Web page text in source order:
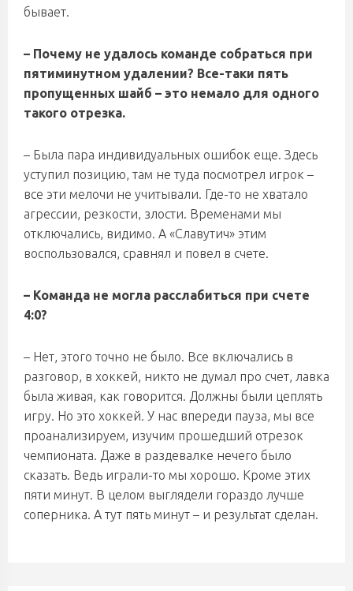
бывает.
– Почему не удалось команде собраться при
пятиминутном удалении? Все-таки пять
пропущенных шайб – это немало для одного
такого отрезка.
– Была пара индивидуальных ошибок еще. Здесь
уступил позицию, там не туда посмотрел игрок –
все эти мелочи не учитывали. Где-то не хватало
агрессии, резкости, злости. Временами мы
отключались, видимо. А «Славутич» этим
воспользовался, сравнял и повел в счете.
– Команда не могла расслабиться при счете
4:0?
– Нет, этого точно не было. Все включались в
разговор, в хоккей, никто не думал про счет, лавка
была живая, как говорится. Должны были цеплять
игру. Но это хоккей. У нас впереди пауза, мы все
проанализируем, изучим прошедший отрезок
чемпионата. Даже в раздевалке нечего было
сказать. Ведь играли-то мы хорошо. Кроме этих
пяти минут. В целом выглядели гораздо лучше
соперника. А тут пять минут – и результат сделан.